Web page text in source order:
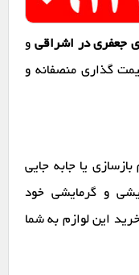
جعفری در اشراقی و
گذاری منصفانه و
یا جابه جایی
و گرمایشی خود
این لوازم به شما